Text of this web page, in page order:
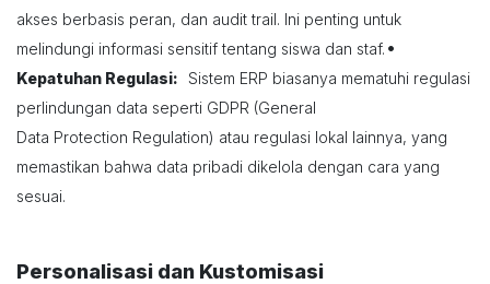
akses berbasis peran, dan audit trail. Ini penting untuk
melindungi informasi sensitif tentang siswa dan staf. •
Kepatuhan Regulasi: Sistem ERP biasanya mematuhi regulasi
perlindungan data seperti GDPR (General
Data Protection Regulation) atau regulasi lokal lainnya, yang
memastikan bahwa data pribadi dikelola dengan cara yang
sesuai.
Personalisasi dan Kustomisasi